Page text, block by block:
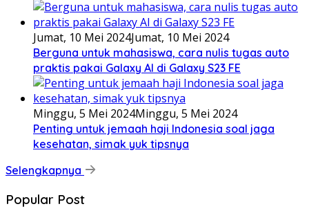
Jumat, 10 Mei 2024Jumat, 10 Mei 2024
Berguna untuk mahasiswa, cara nulis tugas auto
praktis pakai Galaxy AI di Galaxy S23 FE
Minggu, 5 Mei 2024Minggu, 5 Mei 2024
Penting untuk jemaah haji Indonesia soal jaga
kesehatan, simak yuk tipsnya
Selengkapnya
Popular Post